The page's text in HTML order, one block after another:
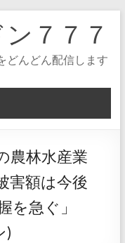
７７７
どんどん配信します
農林水産業
害額は今後
を急ぐ」
)